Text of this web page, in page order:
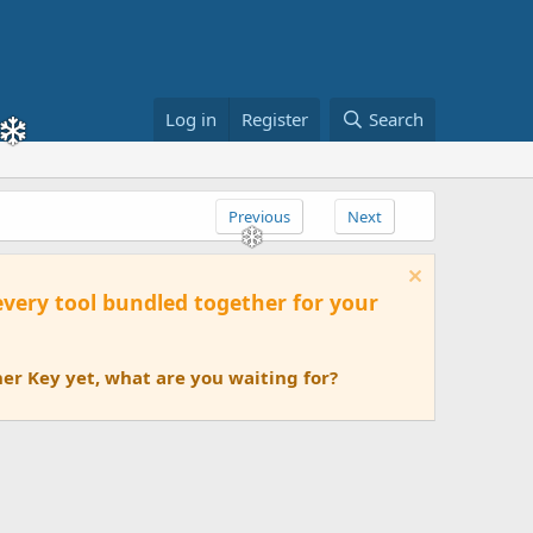
Log in Register Search
Previous Next
tool bundled together for your
Key yet, what are you waiting for?